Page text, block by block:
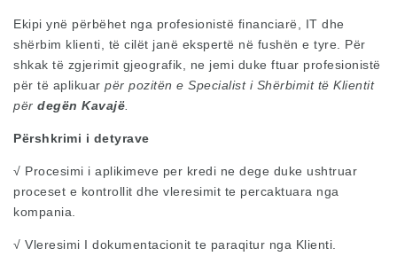
Ekipi ynë përbëhet nga profesionistë financiarë, IT dhe
shërbim klienti, të cilët janë ekspertë në fushën e tyre. Për
shkak të zgjerimit gjeografik, ne jemi duke ftuar profesionistë
për të aplikuar për pozitën e Specialist i Shërbimit të Klientit
për degën Kavajë
Përshkrimi i detyrave
√ Procesimi i aplikimeve per kredi ne dege duke ushtruar
proceset e kontrollit dhe vleresimit te percaktuara nga
kompania.
√ Vleresimi I dokumentacionit te paraqitur nga Klienti.